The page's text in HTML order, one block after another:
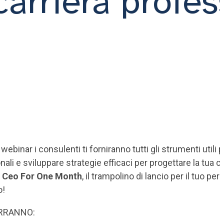
webinar i consulenti ti forniranno tutti gli strumenti utili
e sviluppare strategie efficaci per progettare la tua
Ceo For One Month, il trampolino di lancio per il tuo